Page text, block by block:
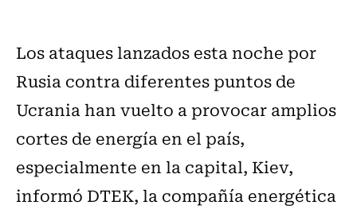
Los ataques lanzados esta noche por
Rusia contra diferentes puntos de
Ucrania han vuelto a provocar amplios
cortes de energía en el país,
especialmente en la capital, Kiev,
informó DTEK, la compañía energética